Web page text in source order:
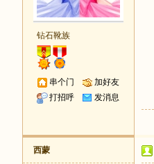
钻石靴族
串个门
加好友
打招呼
发消息
西蒙